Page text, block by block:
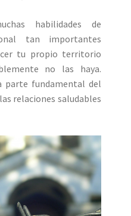
habilidades de
tan importantes
tu propio territorio
no las haya.
parte fundamental del
relaciones saludables